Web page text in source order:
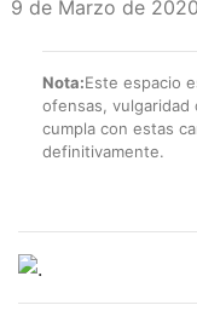
9 de Marzo de 2020
Nota:Este espacio
ofensas, vulgaridad
cumpla con estas
definitivamente.